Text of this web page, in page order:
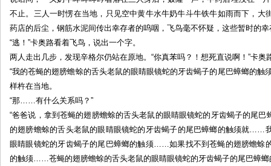
不止。三人一时愣在当地，只见空中黄牛水牛奶牛斗牛铁牛如雨而下，大
药店的后尘，钢筋水泥间传出幸存者的呜咽，飞鸟毫不怀疑，这些暂时的
“逃！”卡奥路看着飞鸟，说出一个字。
两人走出几步，发现辛格尔仍站在原地。“你真苯吗？！想死直说啊！”卡
“我的苍蝇的翅膀蟾蜍的舌头老鼠的眼睛眼镜蛇的牙齿蝎子的尾巴蟑螂的
样杵在当地。
“那……有什么关系吗？”
“爸爸说，拿到苍蝇的翅膀蟾蜍的舌头老鼠的眼睛眼镜蛇的牙齿蝎子的尾
的翅膀蟾蜍的舌头老鼠的眼睛眼镜蛇的牙齿蝎子的尾巴蟑螂的触须就……
眼睛眼镜蛇的牙齿蝎子的尾巴蟑螂的触须……如果找不到苍蝇的翅膀蟾蜍
的触须……苍蝇的翅膀蟾蜍的舌头老鼠的眼睛眼镜蛇的牙齿蝎子的尾巴蟑